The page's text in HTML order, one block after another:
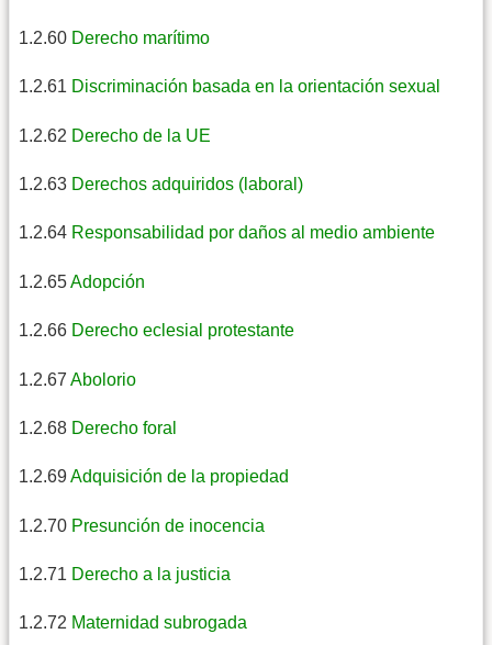
1.2.60 Derecho marítimo
1.2.61 Discriminación basada en la orientación sexual
1.2.62 Derecho de la UE
1.2.63 Derechos adquiridos (laboral)
1.2.64 Responsabilidad por daños al medio ambiente
1.2.65Adopción
1.2.66 Derecho eclesial protestante
1.2.67 Abolorio
1.2.68 Derecho foral
1.2.69Adquisición de la propiedad
1.2.70 Presunción de inocencia
1.2.71 Derecho a la justicia
1.2.72 Maternidad subrogada